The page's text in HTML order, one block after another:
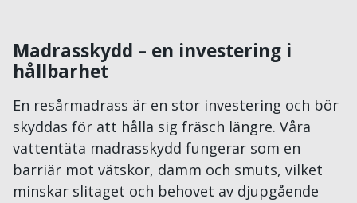
Madrasskydd – en investering i
hållbarhet
En resårmadrass är en stor investering och bör
skyddas för att hålla sig fräsch längre. Våra
vattentäta madrasskydd fungerar som en
barriär mot vätskor, damm och smuts, vilket
minskar slitaget och behovet av djupgående